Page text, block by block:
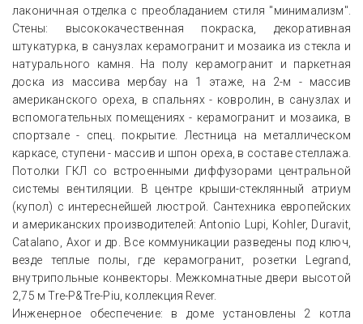
лаконичная отделка с преобладанием стиля "минимализм".
Стены: высококачественная покраска, декоративная
штукатурка, в санузлах керамогранит и мозаика из стекла и
натурального камня. На полу керамогранит и паркетная
доска из массива мербау на 1 этаже, на 2-м - массив
американского ореха, в спальнях - ковролин, в санузлах и
вспомогательных помещениях - керамогранит и мозаика, в
спортзале - спец. покрытие. Лестница на металлическом
каркасе, ступени - массив и шпон ореха, в составе стеллажа.
Потолки ГКЛ со встроенными диффузорами центральной
системы вентиляции. В центре крыши-стеклянный атриум
(купол) с интереснейшей люстрой. Сантехника европейских
и американских производителей: Antonio Lupi, Kohler, Duravit,
Catalano, Axor и др. Все коммуникации разведены под ключ,
везде теплые полы, где керамогранит, розетки Legrand,
внутрипольные конвекторы. Межкомнатные двери высотой
2,75 м Tre-P&Tre-Piu, коллекция Rever.
Инженерное обеспечение: в доме установлены 2 котла